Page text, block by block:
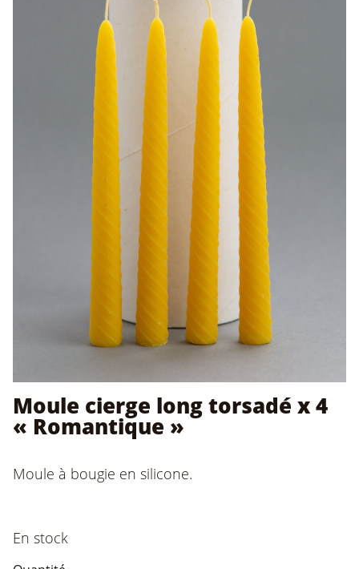
Moule cierge long torsadé x 4
« Romantique »
Moule à bougie en silicone.
En stock